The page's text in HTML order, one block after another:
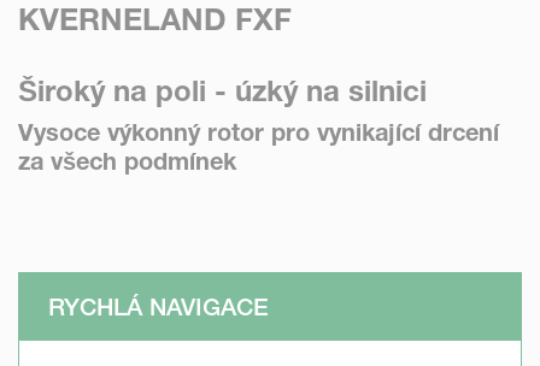
KVERNELAND FXF
Široký na poli - úzký na silnici
Vysoce výkonný rotor pro vynikající drcení
za všech podmínek
RYCHLÁ NAVIGACE